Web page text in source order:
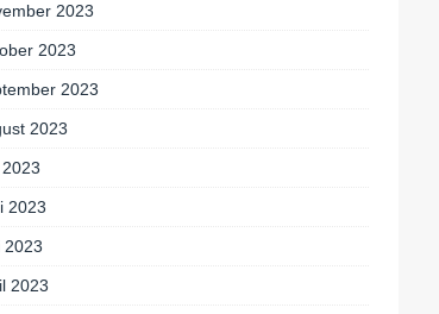
2023
2023
2023
2023
2023
2023
2023